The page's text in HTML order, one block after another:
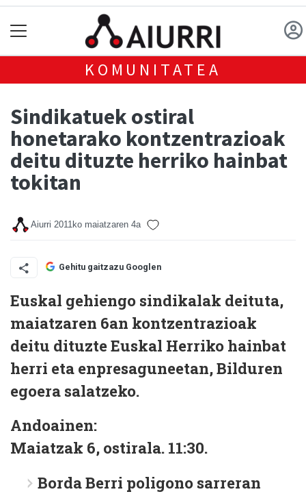
KOMUNITATEA
Sindikatuek ostiral
honetarako kontzentrazioak
deitu dituzte herriko hainbat
tokitan
Aiurri 2011ko maiatzaren 4a
Gehitu gaitzazu Googlen
Euskal gehiengo sindikalak deituta,
maiatzaren 6an kontzentrazioak
deitu dituzte Euskal Herriko hainbat
herri eta enpresaguneetan, Bilduren
egoera salatzeko.
Andoainen:
Maiatzak 6, ostirala. 11:30.
Borda Berri poligono sarreran